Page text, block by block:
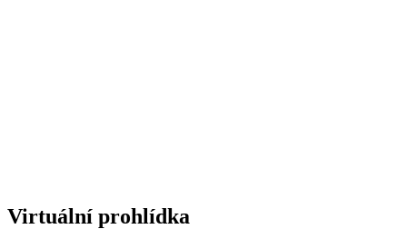
Virtuální prohlídka